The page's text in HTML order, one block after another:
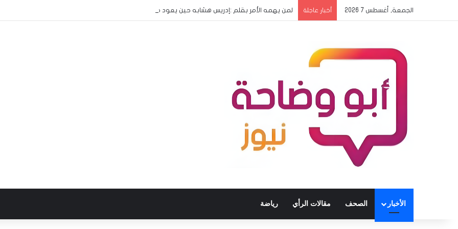
الجمعة, أغسطس 7 2026 أخبار عاجلة لمن يهمه الأمر بقلم :إدريس هشابه حين يعود ملف الحج إلى مجلس الوزراء… هل يعود معه الرشد؟
الأخبار الصحف مقالات الرأي رياضة